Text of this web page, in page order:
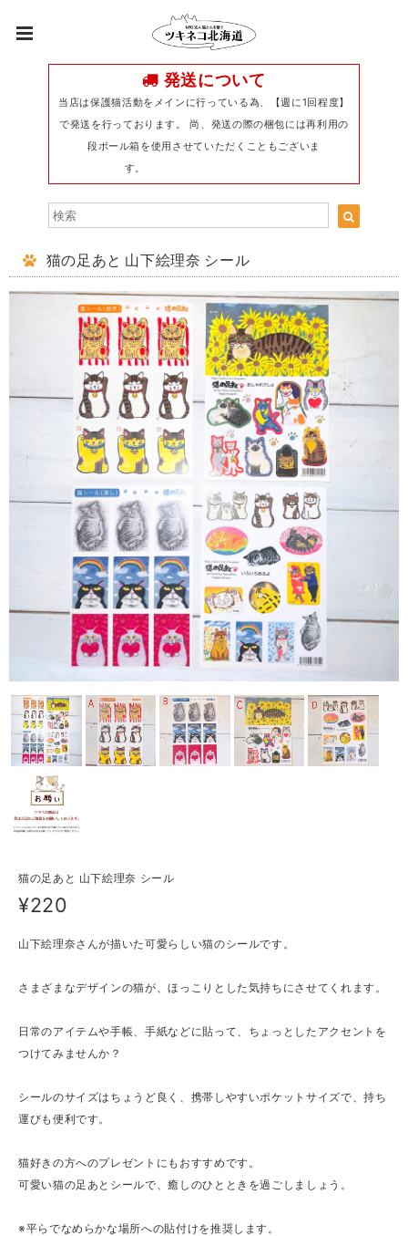
発送について
当店は保護猫活動をメインに行っている為、【週に1回程度】
で発送を行っております。 尚、発送の際の梱包には再利用の
段ボール箱を使用させていただくこともございま
す。
猫の足あと 山下絵理奈 シール
猫の足あと 山下絵理奈 シール
¥220
山下絵理奈さんが描いた可愛らしい猫のシールです。
さまざまなデザインの猫が、ほっこりとした気持ちにさせてくれます。
日常のアイテムや手帳、手紙などに貼って、ちょっとしたアクセントを
つけてみませんか？
シールのサイズはちょうど良く、携帯しやすいポケットサイズで、持ち
運びも便利です。
猫好きの方へのプレゼントにもおすすめです。
可愛い猫の足あとシールで、癒しのひとときを過ごしましょう。
※平らでなめらかな場所への貼付けを推奨します。